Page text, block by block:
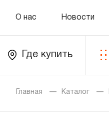
О нас Новости
Где купить
Каталог
Главная Каталог